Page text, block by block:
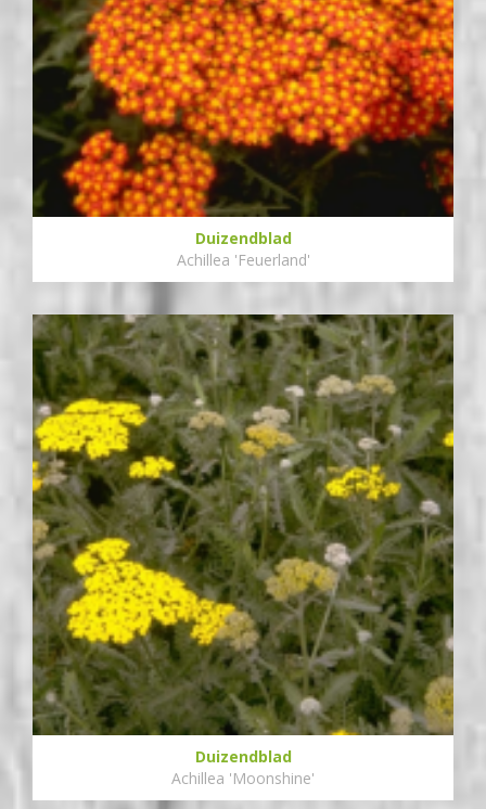
Duizendblad
Achillea 'Feuerland'
Duizendblad
Achillea 'Moonshine'